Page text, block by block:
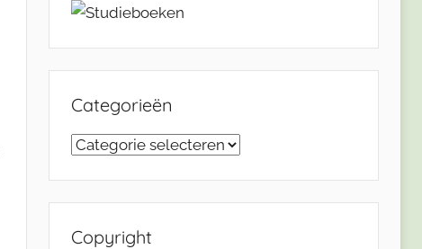
Categorieën
Categorieën
Copyright